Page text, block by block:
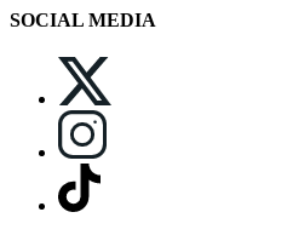
SOCIAL MEDIA